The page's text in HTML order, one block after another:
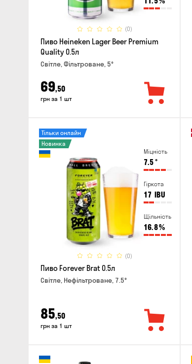
(0)
Пиво Heineken Lager Beer Premium
Quality 0.5л
Світле, Фільтроване, 5°
69,50
грн за 1 шт
Міцність
7.5°
Гіркота
17 IBU
Щільність
16.8%
(0)
Тільки онлайн
Новинка
Пиво Forever Brat 0.5л
Світле, Нефільтроване, 7.5°
85,50
грн за 1 шт